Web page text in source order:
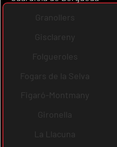
Granollers
Gisclareny
Folgueroles
Fogars de la Selva
Figaró-Montmany
Gironella
La Llacuna